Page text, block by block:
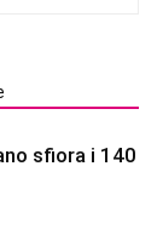
sfiora i 140